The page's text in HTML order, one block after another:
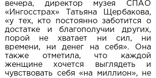
вечера, директор музея СПАО
«Ингосстрах» Татьяна Щербакова,
«у тех, кто постоянно заботится о
достатке и благополучии других,
порой не хватает ни сил, ни
времени, ни денег на себя». Она
также отметила, что каждой
женщине хочется выглядеть и
чувствовать себя «на миллион», не